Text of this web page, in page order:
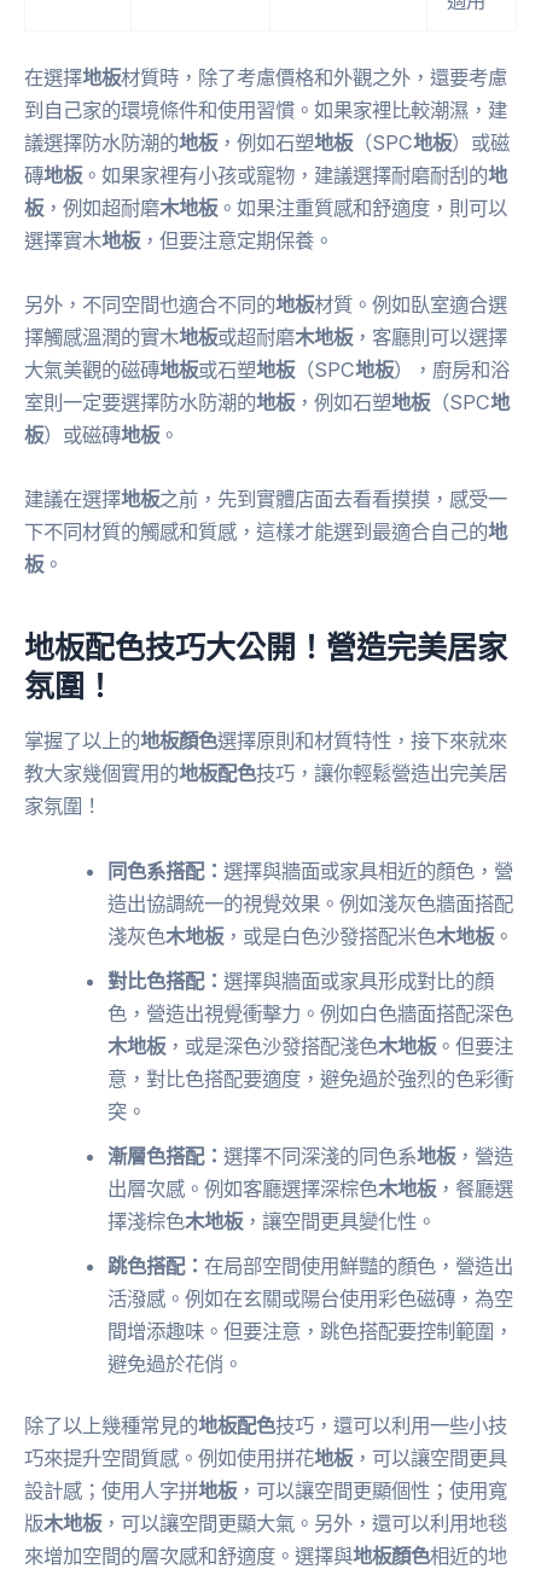
在選擇地板材質時，除了考慮價格和外觀之外，還要考慮
到自己家的環境條件和使用習慣。如果家裡比較潮濕，建
議選擇防水防潮的地板 ，例如石塑地板 （SPC地板）或磁
磚地板 。如果家裡有小孩或寵物，建議選擇耐磨耐刮的地
板 ，例如超耐磨木地板 。如果注重質感和舒適度，則可以
選擇實木地板 ，但要注意定期保養。
另外，不同空間也適合不同的地板材質。例如臥室適合選
擇觸感溫潤的實木地板或超耐磨木地板 ，客廳則可以選擇
大氣美觀的磁磚地板或石塑地板 （SPC地板），廚房和浴
室則一定要選擇防水防潮的地板 ，例如石塑地板 （SPC地
板）或磁磚地板 。
建議在選擇地板之前，先到實體店面去看看摸摸，感受一
下不同材質的觸感和質感，這樣才能選到最適合自己的地
板 。
地板配色技巧大公開！營造完美居家
氛圍！
掌握了以上的地板顏色選擇原則和材質特性，接下來就來
教大家幾個實用的地板配色技巧，讓你輕鬆營造出完美居
家氛圍！
同色系搭配：選擇與牆面或家具相近的顏色，營
造出協調統一的視覺效果。例如淺灰色牆面搭配
淺灰色木地板 ，或是白色沙發搭配米色木地板 。
對比色搭配：選擇與牆面或家具形成對比的顏
色，營造出視覺衝擊力。例如白色牆面搭配深色
木地板 ，或是深色沙發搭配淺色木地板 。但要注
意，對比色搭配要適度，避免過於強烈的色彩衝
突。
漸層色搭配：選擇不同深淺的同色系地板 ，營造
出層次感。例如客廳選擇深棕色木地板 ，餐廳選
擇淺棕色木地板 ，讓空間更具變化性。
跳色搭配：在局部空間使用鮮豔的顏色，營造出
活潑感。例如在玄關或陽台使用彩色磁磚，為空
間增添趣味。但要注意，跳色搭配要控制範圍，
避免過於花俏。
除了以上幾種常見的地板配色技巧，還可以利用一些小技
巧來提升空間質感。例如使用拼花地板 ，可以讓空間更具
設計感；使用人字拼地板 ，可以讓空間更顯個性；使用寬
版木地板 ，可以讓空間更顯大氣。另外，還可以利用地毯
來增加空間的層次感和舒適度。選擇與地板顏色相近的地